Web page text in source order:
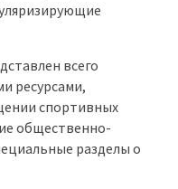
всего
ресурсами,
спортивных
общественно-
разделы о